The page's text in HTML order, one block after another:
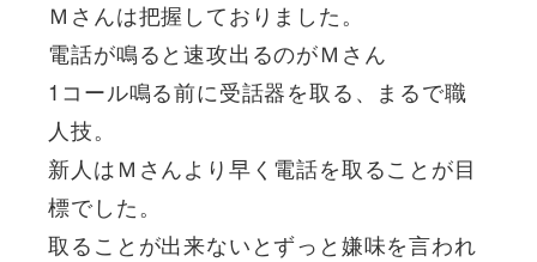
Ｍさんは把握しておりました。
電話が鳴ると速攻出るのがＭさん
1コール鳴る前に受話器を取る、まるで職
人技。
新人はＭさんより早く電話を取ることが目
標でした。
取ることが出来ないとずっと嫌味を言われ